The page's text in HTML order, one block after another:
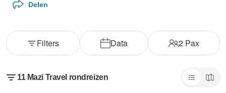
Delen
Data 2 Pax
Filters
11 Mazi Travel rondreizen